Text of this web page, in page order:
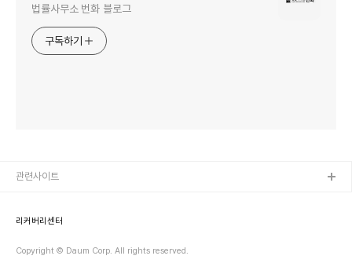
법률사무소 번화 블로그
구독하기
리커버리센터
Copyright © Daum Corp. All rights reserved.
관련사이트